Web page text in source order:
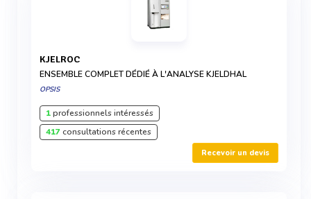
KJELROC
ENSEMBLE COMPLET DÉDIÉ À L'ANALYSE KJELDHAL
OPSIS
1professionnels intéressés
417consultations récentes
Recevoir un devis